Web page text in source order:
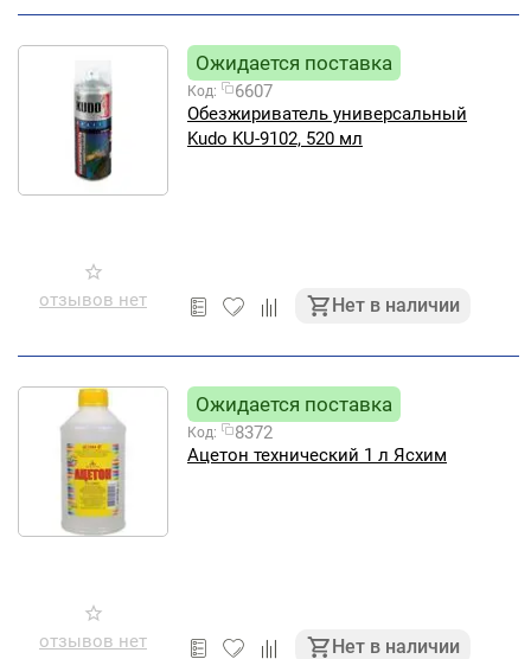
отзывов нет
Ожидается поставка
Код:
6607
Обезжириватель универсальный
Kudo KU-9102, 520 мл
Нет в наличии
отзывов нет
Ожидается поставка
Код:
8372
Ацетон технический 1 л Ясхим
Нет в наличии